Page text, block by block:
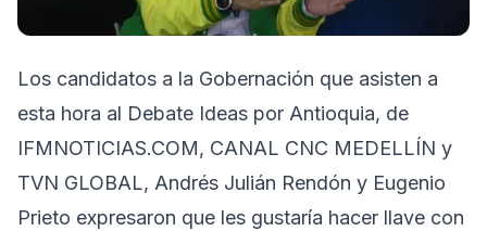
Los candidatos a la Gobernación que asisten a
esta hora al Debate Ideas por Antioquia, de
IFMNOTICIAS.COM, CANAL CNC MEDELLÍN y
TVN GLOBAL, Andrés Julián Rendón y Eugenio
Prieto expresaron que les gustaría hacer llave con